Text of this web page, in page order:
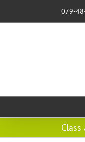
079-